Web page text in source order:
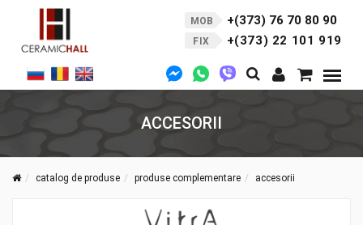
MOB +(373) 76 70 80 90
FIX +(373) 22 101 919
ACCESORII
catalog de produse produse complementare accesorii